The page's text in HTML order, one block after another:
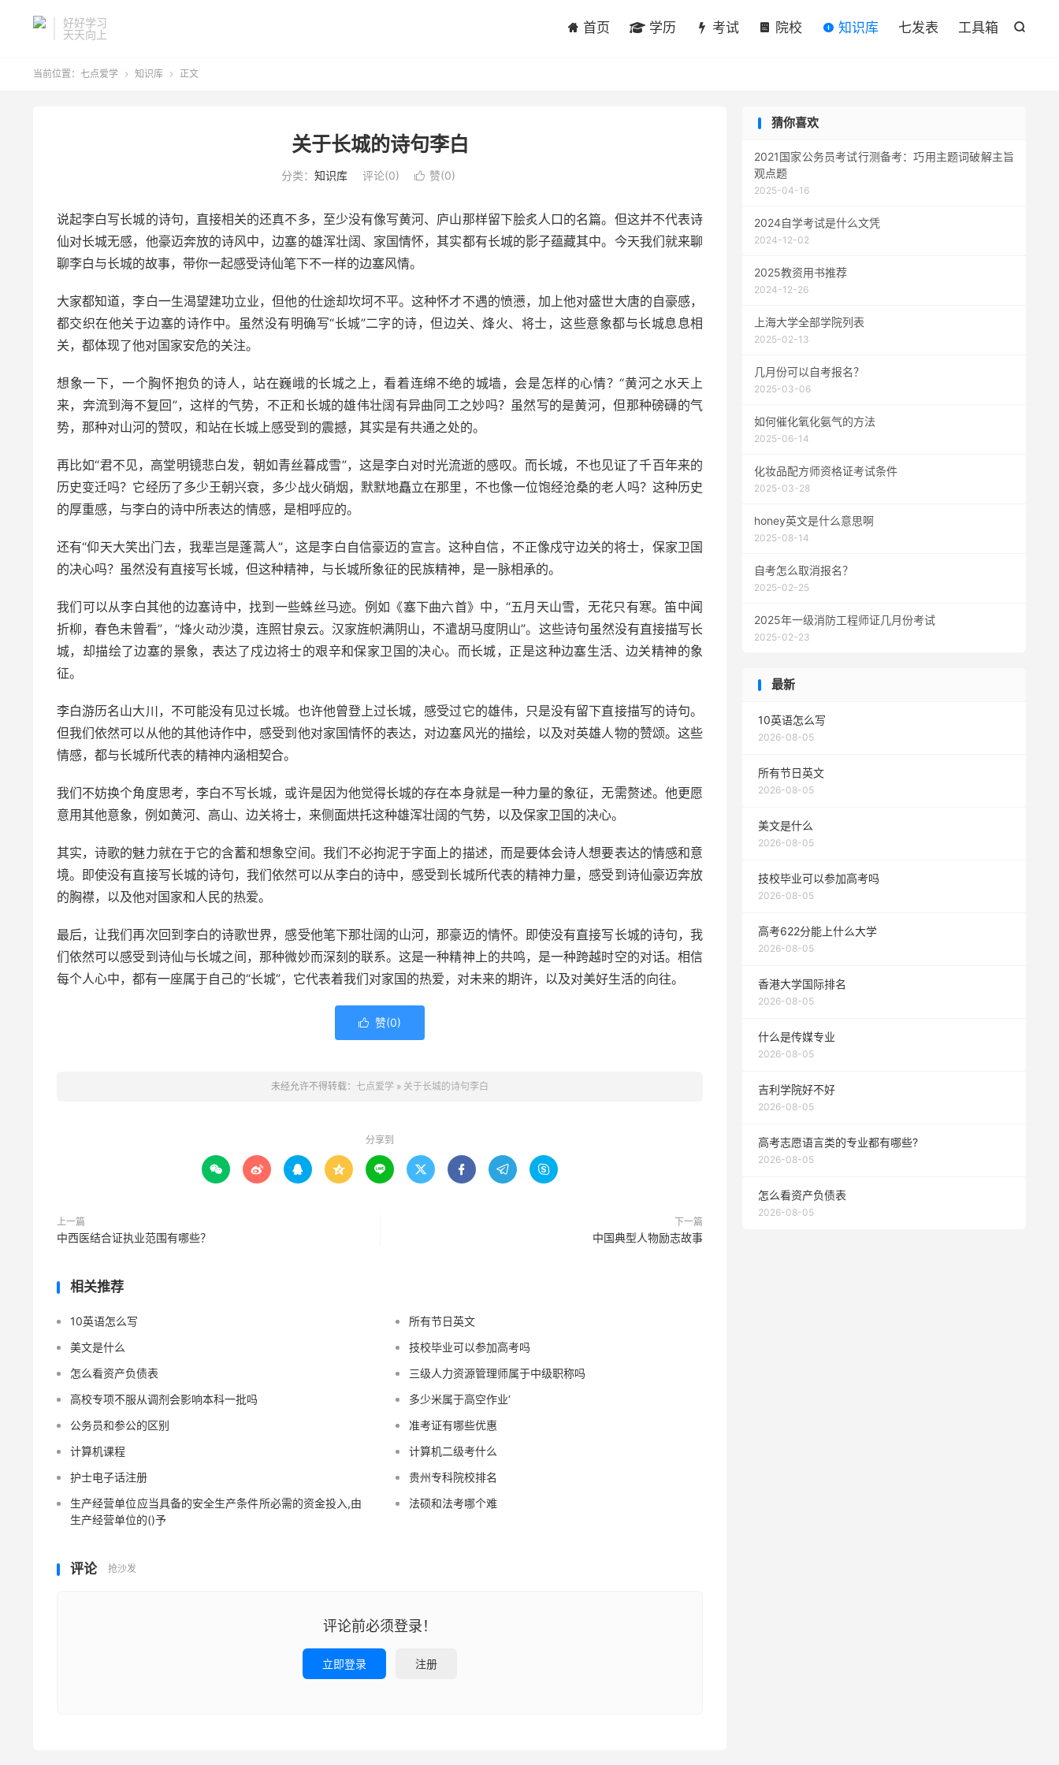
好好学习
天天向上

首页 学历 考试 院校 知识库 七发表 工具箱
当前位置： 七点爱学  知识库  正文
关于长城的诗句李白
分类： 知识库 评论(0)  赞(0)
说起李白写长城的诗句，直接相关的还真不多，至少没有像写黄河、庐山那样留下脍炙人口的名篇。但这并不代表诗
仙对长城无感，他豪迈奔放的诗风中，边塞的雄浑壮阔、家国情怀，其实都有长城的影子蕴藏其中。今天我们就来聊
聊李白与长城的故事，带你一起感受诗仙笔下不一样的边塞风情。
大家都知道，李白一生渴望建功立业，但他的仕途却坎坷不平。这种怀才不遇的愤懑，加上他对盛世大唐的自豪感，
都交织在他关于边塞的诗作中。虽然没有明确写“长城”二字的诗，但边关、烽火、将士，这些意象都与长城息息相
关，都体现了他对国家安危的关注。
想象一下，一个胸怀抱负的诗人，站在巍峨的长城之上，看着连绵不绝的城墙，会是怎样的心情？“黄河之水天上
来，奔流到海不复回”，这样的气势，不正和长城的雄伟壮阔有异曲同工之妙吗？虽然写的是黄河，但那种磅礴的气
势，那种对山河的赞叹，和站在长城上感受到的震撼，其实是有共通之处的。
再比如“君不见，高堂明镜悲白发，朝如青丝暮成雪”，这是李白对时光流逝的感叹。而长城，不也见证了千百年来的
历史变迁吗？它经历了多少王朝兴衰，多少战火硝烟，默默地矗立在那里，不也像一位饱经沧桑的老人吗？这种历史
的厚重感，与李白的诗中所表达的情感，是相呼应的。
还有“仰天大笑出门去，我辈岂是蓬蒿人”，这是李白自信豪迈的宣言。这种自信，不正像戍守边关的将士，保家卫国
的决心吗？虽然没有直接写长城，但这种精神，与长城所象征的民族精神，是一脉相承的。
我们可以从李白其他的边塞诗中，找到一些蛛丝马迹。例如《塞下曲六首》中，“五月天山雪，无花只有寒。笛中闻
折柳，春色未曾看”，“烽火动沙漠，连照甘泉云。汉家旌帜满阴山，不遣胡马度阴山”。这些诗句虽然没有直接描写长
城，却描绘了边塞的景象，表达了戍边将士的艰辛和保家卫国的决心。而长城，正是这种边塞生活、边关精神的象
征。
李白游历名山大川，不可能没有见过长城。也许他曾登上过长城，感受过它的雄伟，只是没有留下直接描写的诗句。
但我们依然可以从他的其他诗作中，感受到他对家国情怀的表达，对边塞风光的描绘，以及对英雄人物的赞颂。这些
情感，都与长城所代表的精神内涵相契合。
我们不妨换个角度思考，李白不写长城，或许是因为他觉得长城的存在本身就是一种力量的象征，无需赘述。他更愿
意用其他意象，例如黄河、高山、边关将士，来侧面烘托这种雄浑壮阔的气势，以及保家卫国的决心。
其实，诗歌的魅力就在于它的含蓄和想象空间。我们不必拘泥于字面上的描述，而是要体会诗人想要表达的情感和意
境。即使没有直接写长城的诗句，我们依然可以从李白的诗中，感受到长城所代表的精神力量，感受到诗仙豪迈奔放
的胸襟，以及他对国家和人民的热爱。
最后，让我们再次回到李白的诗歌世界，感受他笔下那壮阔的山河，那豪迈的情怀。即使没有直接写长城的诗句，我
们依然可以感受到诗仙与长城之间，那种微妙而深刻的联系。这是一种精神上的共鸣，是一种跨越时空的对话。相信
每个人心中，都有一座属于自己的“长城”，它代表着我们对家国的热爱，对未来的期许，以及对美好生活的向往。
 赞(0)
未经允许不得转载： 七点爱学 » 关于长城的诗句李白
分享到
        
上一篇
中西医结合证执业范围有哪些？
下一篇
中国典型人物励志故事
相关推荐
10英语怎么写
所有节日英文
美文是什么
技校毕业可以参加高考吗
怎么看资产负债表
三级人力资源管理师属于中级职称吗
高校专项不服从调剂会影响本科一批吗
多少米属于高空作业‘
公务员和参公的区别
准考证有哪些优惠
计算机课程
计算机二级考什么
护士电子话注册
贵州专科院校排名
生产经营单位应当具备的安全生产条件所必需的资金投入,由
生产经营单位的()予
法硕和法考哪个难
评论 抢沙发
评论前必须登录！
立即登录 注册
猜你喜欢
2021国家公务员考试行测备考：巧用主题词破解主旨
观点题
2025-04-16
2024自学考试是什么文凭
2024-12-02
2025教资用书推荐
2024-12-26
上海大学全部学院列表
2025-02-13
几月份可以自考报名？
2025-03-06
如何催化氧化氨气的方法
2025-06-14
化妆品配方师资格证考试条件
2025-03-28
honey英文是什么意思啊
2025-08-14
自考怎么取消报名？
2025-02-25
2025年一级消防工程师证几月份考试
2025-02-23
最新
10英语怎么写
2026-08-05
所有节日英文
2026-08-05
美文是什么
2026-08-05
技校毕业可以参加高考吗
2026-08-05
高考622分能上什么大学
2026-08-05
香港大学国际排名
2026-08-05
什么是传媒专业
2026-08-05
吉利学院好不好
2026-08-05
高考志愿语言类的专业都有哪些?
2026-08-05
怎么看资产负债表
2026-08-05